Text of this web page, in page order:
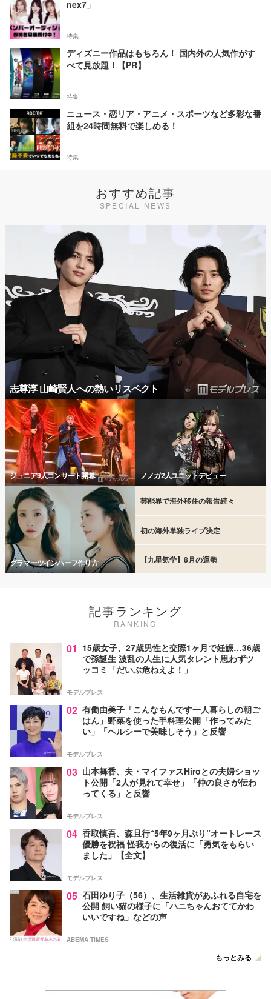
nex7」
特集
ディズニー作品はもちろん！ 国内外の人気作がす
べて見放題！【PR】
特集
ニュース・恋リア・アニメ・スポーツなど多彩な番
組を24時間無料で楽しめる！
特集
おすすめ記事
SPECIAL NEWS
志尊淳 山崎賢人への熱いリスペクト
ジュニア9人コンサート開幕 ノノガ2人ユニットデビュー
グラマーツインハーフ作り方
芸能界で海外移住の報告続々
初の海外単独ライブ決定
【九星気学】8月の運勢
記事ランキング
RANKING
01 15歳女子、27歳男性と交際1ヶ月で妊娠…36歳
で孫誕生 波乱の人生に人気タレント思わずツ
ッコミ「だいぶ危ねえよ！」
モデルプレス
02 有働由美子「こんなもんです一人暮らしの朝ご
はん」野菜を使った手料理公開「作ってみた
い」「ヘルシーで美味しそう」と反響
モデルプレス
03 山本舞香、夫・マイファスHiroとの夫婦ショッ
ト公開「2人が見れて幸せ」「仲の良さが伝わ
ってくる」と反響
モデルプレス
04 香取慎吾、森且行“5年9ヶ月ぶり”オートレース
優勝を祝福 怪我からの復活に「勇気をもらい
ました」【全文】
モデルプレス
05 石田ゆり子（56）、生活雑貨があふれる自宅を
公開 飼い猫の様子に「ハニちゃんおててかわ
いいですね」などの声
ABEMA TIMES
もっとみる